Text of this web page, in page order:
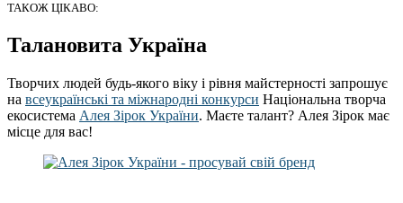
ТАКОЖ ЦІКАВО:
Талановита Україна
Творчих людей будь-якого віку і рівня майстерності запрошує
на всеукраїнські та міжнародні конкурси Національна творча
екосистема Алея Зірок України. Маєте талант? Алея Зірок має
місце для вас!